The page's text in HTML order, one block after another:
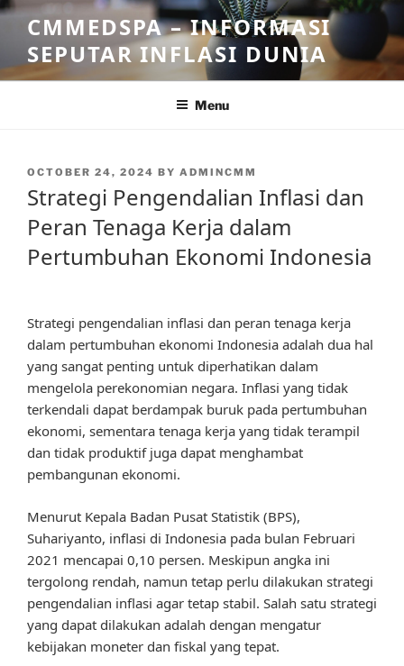
Skip
content
CMMEDSPA – INFORMASI
SEPUTAR INFLASI DUNIA
Menu
POSTED
OCTOBER 24, 2024 BY ADMINCMM
Strategi Pengendalian Inflasi dan
Peran Tenaga Kerja dalam
Pertumbuhan Ekonomi Indonesia
Strategi pengendalian inflasi dan peran tenaga kerja
dalam pertumbuhan ekonomi Indonesia adalah dua hal
yang sangat penting untuk diperhatikan dalam
mengelola perekonomian negara. Inflasi yang tidak
terkendali dapat berdampak buruk pada pertumbuhan
ekonomi, sementara tenaga kerja yang tidak terampil
dan tidak produktif juga dapat menghambat
pembangunan ekonomi.
Menurut Kepala Badan Pusat Statistik (BPS),
Suhariyanto, inflasi di Indonesia pada bulan Februari
2021 mencapai 0,10 persen. Meskipun angka ini
tergolong rendah, namun tetap perlu dilakukan strategi
pengendalian inflasi agar tetap stabil. Salah satu strategi
yang dapat dilakukan adalah dengan mengatur
kebijakan moneter dan fiskal yang tepat.